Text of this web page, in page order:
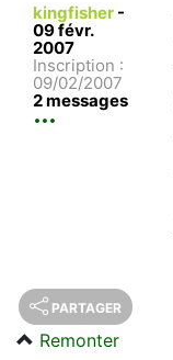
kingfisher -
09 févr.
2007
Inscription :
09/02/2007
2 messages
PARTAGER
Remonter